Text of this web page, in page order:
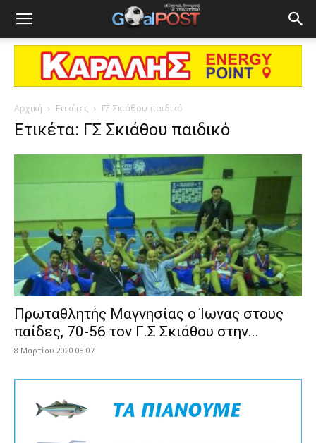
Αρχική Ετικέτες ΓΣ Σκιάθου παιδικό
Ετικέτα: ΓΣ Σκιάθου παιδικό
Πρωταθλητής Μαγνησίας ο Ίωνας στους
παίδες, 70-56 τον Γ.Σ Σκιάθου στην...
8 Μαρτίου 2020 08:07